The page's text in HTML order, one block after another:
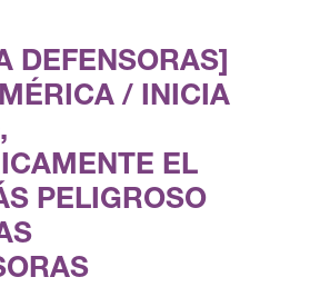
DEFENSORAS]
/ INICIA
EL
PELIGROSO